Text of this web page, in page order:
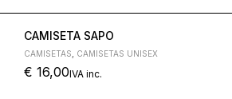
CAMISETA SAPO
CAMISETAS CAMISETAS UNISEX
€ 16,00IVA inc.